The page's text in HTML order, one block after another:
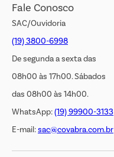
Transparência Salarial
Fale Conosco
SAC/Ouvidoria
(19) 3800-6998
De segunda a sexta das
08h00 às 17h00. Sábados
das 08h00 às 14h00.
WhatsApp:(19) 99900-3133
E-mail:sac@covabra.com.br